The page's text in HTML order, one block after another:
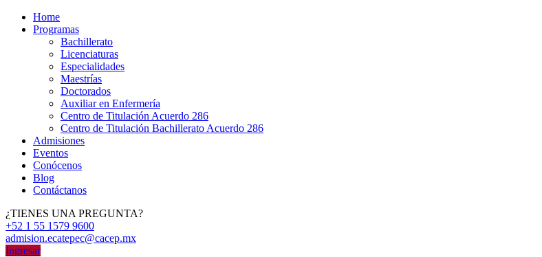
Home
Programas
Bachillerato
Licenciaturas
Especialidades
Maestrías
Doctorados
Auxiliar en Enfermería
Centro de Titulación Acuerdo 286
Centro de Titulación Bachillerato Acuerdo 286
Admisiones
Eventos
Conócenos
Blog
Contáctanos
¿TIENES UNA PREGUNTA?
+52 1 55 1579 9600
admision.ecatepec@cacep.mx
Ingresar